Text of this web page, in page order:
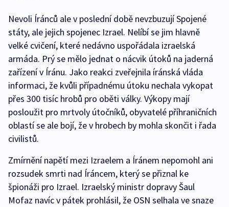
Nevoli Íránců ale v poslední době nevzbuzují Spojené
státy, ale jejich spojenec Izrael. Nelíbí se jim hlavně
velké cvičení, které nedávno uspořádala izraelská
armáda. Prý se mělo jednat o nácvik útoků na jaderná
zařízení v Íránu. Jako reakci zveřejnila íránská vláda
informaci, že kvůli případnému útoku nechala vykopat
přes 300 tisíc hrobů pro oběti války. Výkopy mají
posloužit pro mrtvoly útočníků, obyvatelé příhraničních
oblastí se ale bojí, že v hrobech by mohla skončit i řada
civilistů.
Zmírnění napětí mezi Izraelem a Íránem nepomohl ani
rozsudek smrti nad Íráncem, který se přiznal ke
špionáži pro Izrael. Izraelský ministr dopravy Šaul
Mofaz navíc v pátek prohlásil, že OSN selhala ve snaze